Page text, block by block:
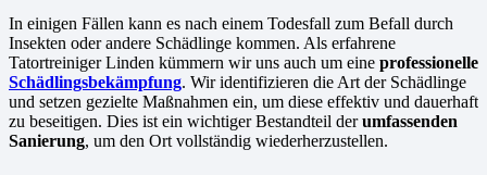
In einigen Fällen kann es nach einem Todesfall zum Befall durch
Insekten oder andere Schädlinge kommen. Als erfahrene
Tatortreiniger Linden kümmern wir uns auch um eine professionelle
Schädlingsbekämpfung. Wir identifizieren die Art der Schädlinge
und setzen gezielte Maßnahmen ein, um diese effektiv und dauerhaft
zu beseitigen. Dies ist ein wichtiger Bestandteil derumfassenden
Sanierung, um den Ort vollständig wiederherzustellen.